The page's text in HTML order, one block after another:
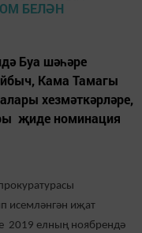
Буа шәһәре
Кама Тамагы
хезмәткәрләре,
җиде номинация
исемләнгән иҗат
2019 елның ноябрендә